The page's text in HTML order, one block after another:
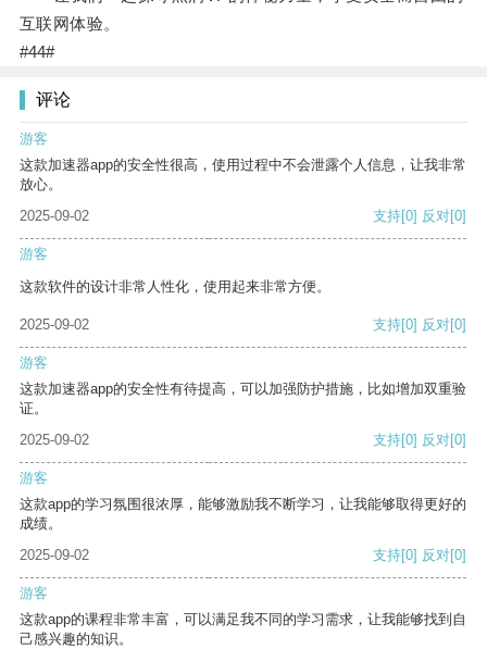
互联网体验。
#44#
评论
游客
这款加速器app的安全性很高，使用过程中不会泄露个人信息，让我非常
放心。
2025-09-02
支持[0] 反对[0]
游客
这款软件的设计非常人性化，使用起来非常方便。
2025-09-02 支持[0] 反对[0]
游客
这款加速器app的安全性有待提高，可以加强防护措施，比如增加双重验
证。
2025-09-02
支持[0] 反对[0]
游客
这款app的学习氛围很浓厚，能够激励我不断学习，让我能够取得更好的
成绩。
2025-09-02
支持[0] 反对[0]
游客
这款app的课程非常丰富，可以满足我不同的学习需求，让我能够找到自
己感兴趣的知识。